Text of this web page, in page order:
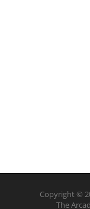
Copyright ©
The